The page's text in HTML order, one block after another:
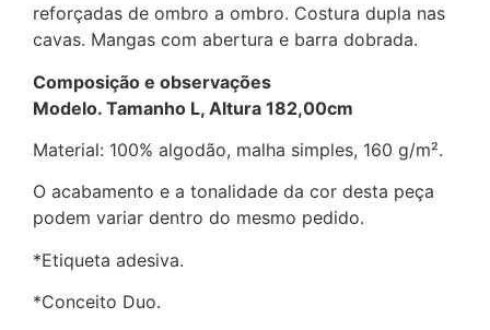
reforçadas de ombro a ombro. Costura dupla nas
cavas. Mangas com abertura e barra dobrada.
Composição e observações
Modelo. Tamanho L, Altura 182,00cm
Material: 100% algodão, malha simples, 160 g/m².
O acabamento e a tonalidade da cor desta peça
podem variar dentro do mesmo pedido.
*Etiqueta adesiva.
*Conceito Duo.